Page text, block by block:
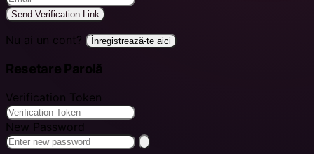
Send Verification Link
Nu ai un cont? Înregistrează-te aici
Resetare Parolă
Verification Token
New Password